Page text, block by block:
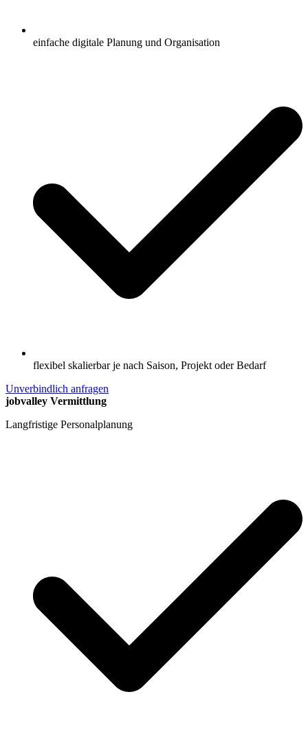
einfache digitale Planung und Organisation
flexibel skalierbar je nach Saison, Projekt oder Bedarf
Unverbindlich anfragen
jobvalley Vermittlung
Langfristige Personalplanung